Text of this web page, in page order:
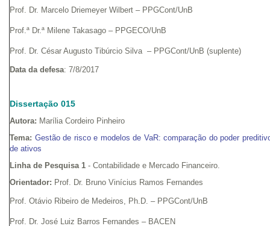
Prof. Dr. Marcelo Driemeyer Wilbert – PPGCont/UnB
Prof.ª Dr.ª Milene Takasago – PPGECO/UnB
Prof. Dr. César Augusto Tibúrcio Silva – PPGCont/UnB (suplente)
Data da defesa: 7/8/2017
Dissertação 015
Autora: Marília Cordeiro Pinheiro
Tema: Gestão de risco e modelos de VaR: comparação do poder
de ativos
Linha de Pesquisa 1 - Contabilidade e Mercado Financeiro.
Orientador: Prof. Dr. Bruno Vinícius Ramos Fernandes
Prof. Otávio Ribeiro de Medeiros, Ph.D. – PPGCont/UnB
Prof. Dr. José Luiz Barros Fernandes – BACEN